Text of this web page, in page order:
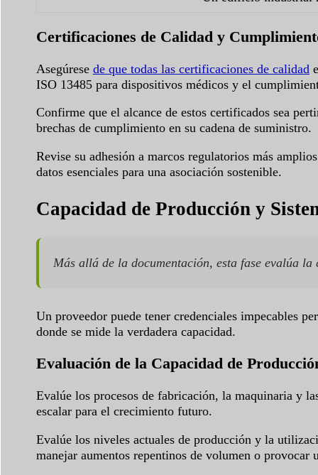
Certificaciones de Calidad y
Asegúrese de que todas las certificaciones de calidad
ISO 13485 para dispositivos médicos y el
Confirme que el alcance de estos certificados sea
brechas de cumplimiento en su cadena de suministro.
Revise su adhesión a marcos regulatorios más
datos esenciales para una asociación sostenible.
Capacidad de Producción y
Más allá de la documentación, esta fase evalúa
Un proveedor puede tener credenciales impecables
donde se mide la verdadera capacidad.
Evaluación de la Capacidad de
Evalúe los procesos de fabricación, la maquinaria y
escalar para el crecimiento futuro.
Evalúe los niveles actuales de producción y la
manejar aumentos repentinos de volumen o provocar